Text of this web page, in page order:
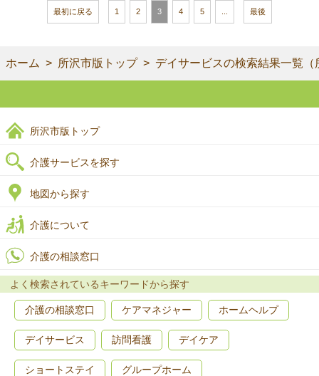
最初に戻る 1 2 3 4 5 最後
ホーム 所沢市版トップ デイサービスの検索結果一覧（
所沢市版トップ
介護サービスを探す
地図から探す
介護について
介護の相談窓口
よく検索されているキーワードから探す
介護の相談窓口 ケアマネジャー ホームヘルプ
デイサービス 訪問看護 デイケア
ショートステイ グループホーム